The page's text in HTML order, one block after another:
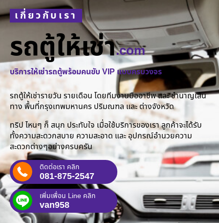
เกี่ยวกับเรา
รถตู้ให้เช่า.com
บริการให้เช่ารถตู้พร้อมคนขับ VIP แบบครบวงจร
รถตู้ให้เช่ารายวัน รายเดือน โดยทีมงานมืออาชีพ และ ชำนาญเส้น
ทาง พื้นที่กรุงเทพมหานคร ปริมณฑล และ ต่างจังหวัด
ทริป ไหนๆ ก็ สนุก ประทับใจ เมื่อใช้บริการของเรา ลูกค้าจะได้รับ
ทั้งความสะดวกสบาย ความสะอาด และ อุปกรณ์อำนวยความ
สะดวกต่างๆอย่างครบครัน
ติดต่อเรา คลิก
081-875-2547
เพิ่มเพื่อน Line คลิก
van958